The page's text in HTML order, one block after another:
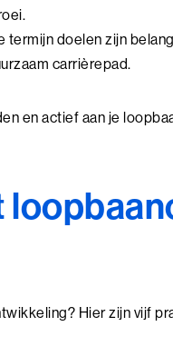
termijn doelen zijn
carrièrepad.
en actief aan je
Hier zijn vijf